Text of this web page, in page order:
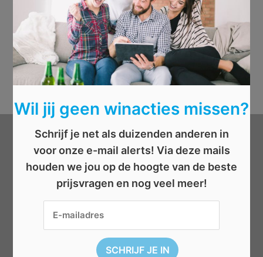
Categorieën
Cadeau
Dieren
Wil jij geen winacties missen?
Schrijf je net als duizenden anderen in
voor onze e-mail alerts! Via deze mails
houden we jou op de hoogte van de beste
prijsvragen en nog veel meer!